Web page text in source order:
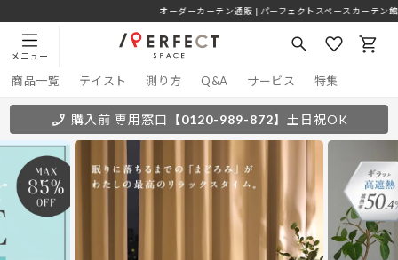
オーダーカーテン通販 | パーフェクトスペースカーテン館
メニュー
商品一覧 テイスト 測り方 Q&A サービス 特集
購入前 専用窓口 【0120-989-872】 土日祝OK